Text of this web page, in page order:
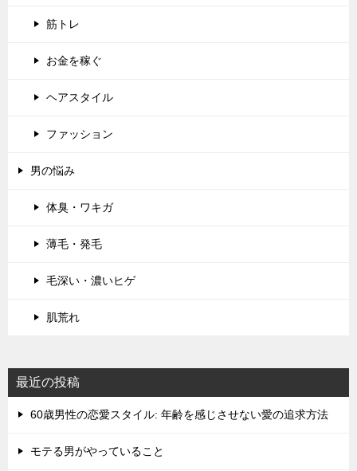
筋トレ
お金を稼ぐ
ヘアスタイル
ファッション
男の悩み
体臭・ワキガ
薄毛・発毛
毛深い・濃いヒゲ
肌荒れ
最近の投稿
60歳男性の恋愛スタイル: 年齢を感じさせない愛の追求方法
モテる男がやっていること